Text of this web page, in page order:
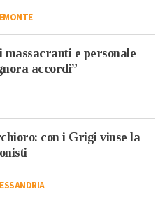
e personale
accordi”
con i Grigi vinse la